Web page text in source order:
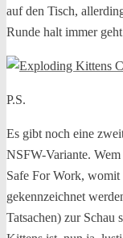
auf den Tisch,
Runde halt immer
P.S.
Es gibt noch eine
NSFW-Variante.
Safe For Work, womit
gekennzeichnet
Tatsachen) zur